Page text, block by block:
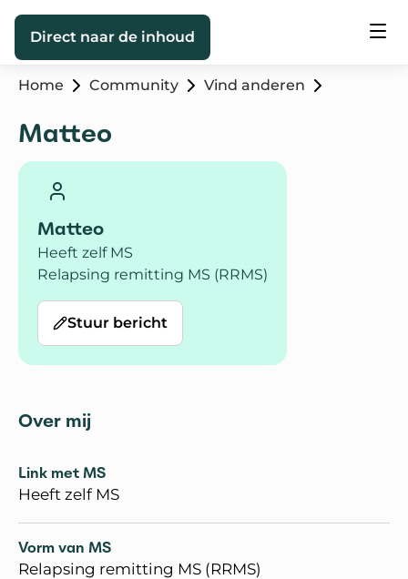
Direct naar de inhoud
Home Community Vind anderen
Matteo
Matteo
Heeft zelf MS
Relapsing remitting MS (RRMS)
Stuur bericht
Over mij
Link met MS
Heeft zelf MS
Vorm van MS
Relapsing remitting MS (RRMS)